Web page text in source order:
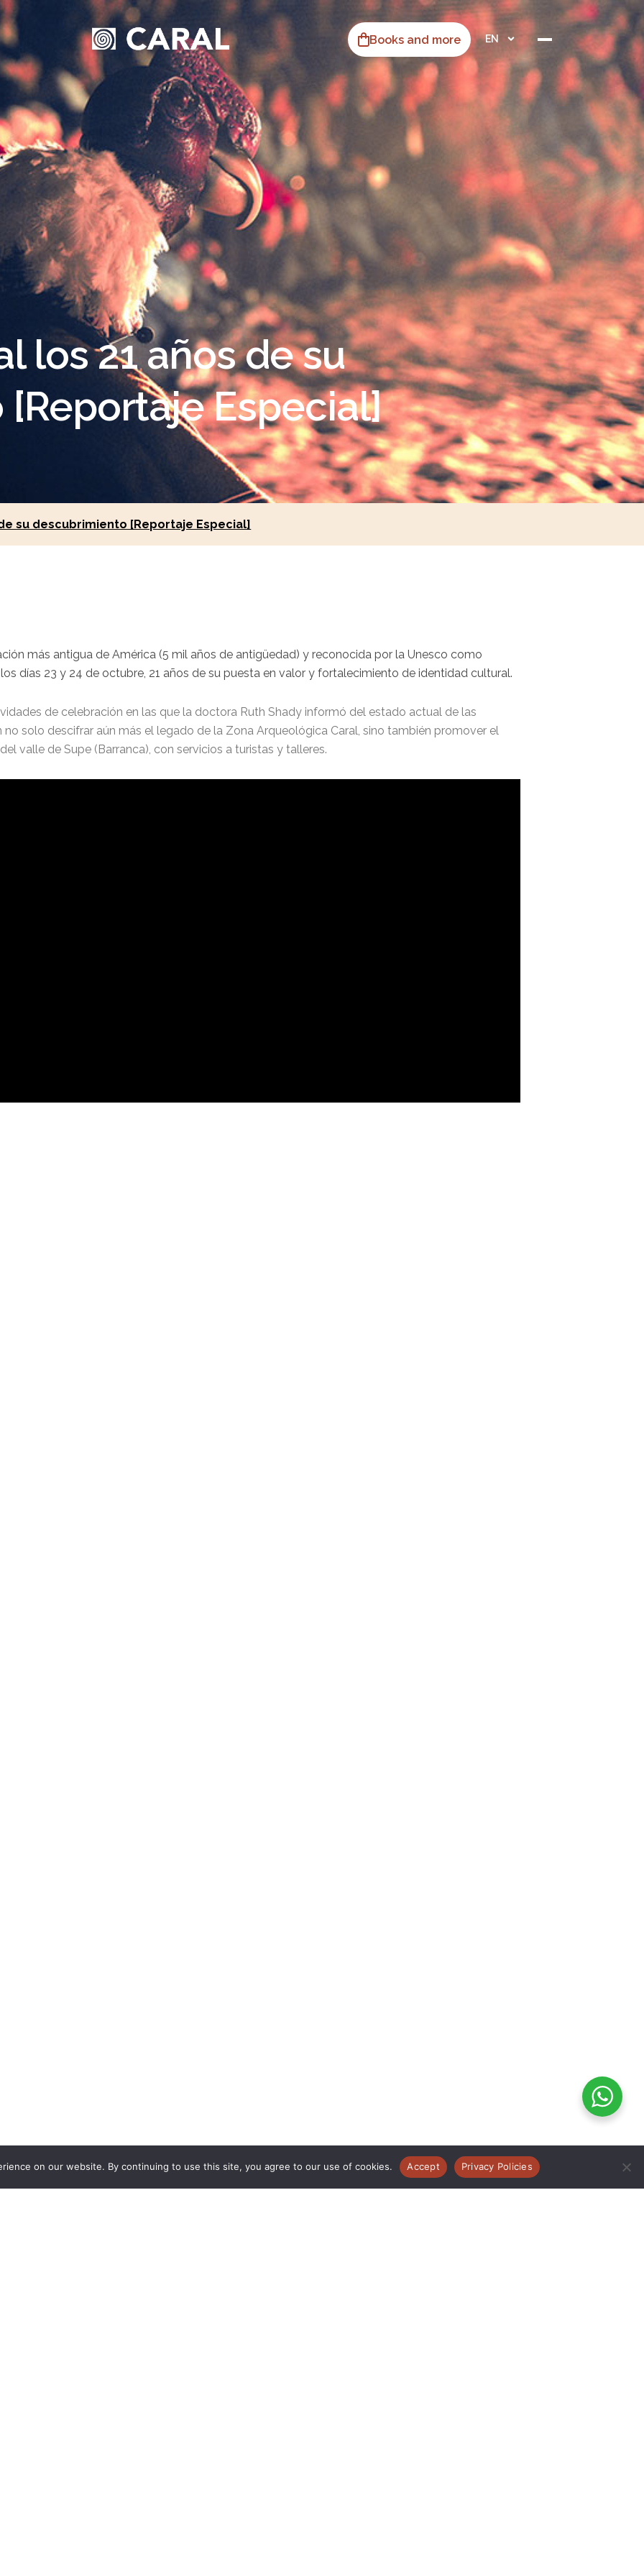
Books and more EN
los 21 años de su
Especial]
su descubrimiento [Reportaje Especial]
más antigua de América (5 mil años de antigüedad) y reconocida por la Unesco como
días 23 y 24 de octubre, 21 años de su puesta en valor y fortalecimiento de identidad cultural.
de celebración en las que la doctora Ruth Shady informó del estado actual de las
solo descifrar aún más el legado de la Zona Arqueológica Caral, sino también promover el
valle de Supe (Barranca), con servicios a turistas y talleres.
on our website. By continuing to use this site, you agree to our use of cookies. Accept Privacy Policies